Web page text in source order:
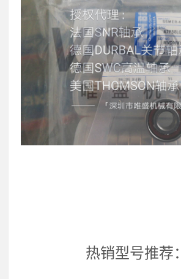
热销型号推荐：